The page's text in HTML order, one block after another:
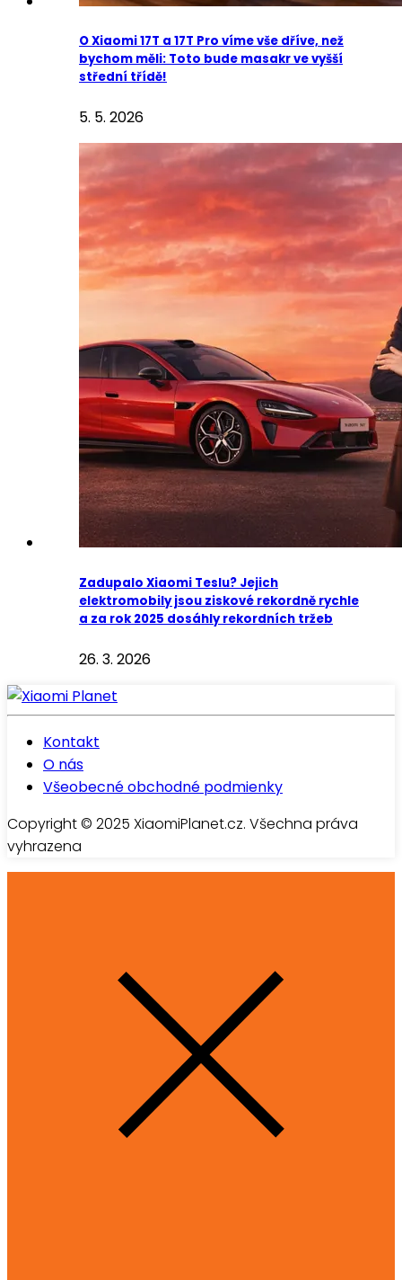
O Xiaomi 17T a 17T Pro víme vše dříve, než
bychom měli: Toto bude masakr ve vyšší
střední třídě!
5. 5. 2026
Zadupalo Xiaomi Teslu? Jejich
elektromobily jsou ziskové rekordně rychle
a za rok 2025 dosáhly rekordních tržeb
26. 3. 2026
Kontakt
O nás
Všeobecné obchodné podmienky
Copyright © 2025 XiaomiPlanet.cz. Všechna práva
vyhrazena